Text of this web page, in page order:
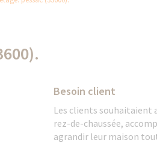
Besoin client
Les clients souhaitaient
rez-de-chaussée,
agrandir leur maison